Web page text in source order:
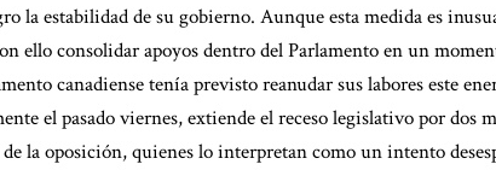
la estabilidad de su gobierno. Aunque esta medida es
ello consolidar apoyos dentro del Parlamento en un
canadiense tenía previsto reanudar sus labores este
el pasado viernes, extiende el receso legislativo por dos
la oposición, quienes lo interpretan como un intento